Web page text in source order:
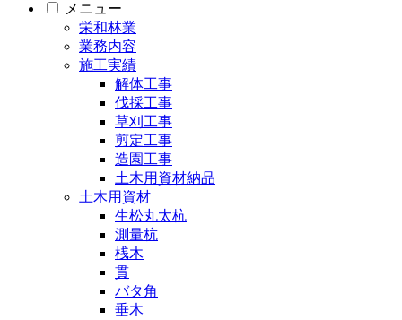
メニュー
栄和林業
業務内容
施工実績
解体工事
伐採工事
草刈工事
剪定工事
造園工事
土木用資材納品
土木用資材
生松丸太杭
測量杭
桟木
貫
バタ角
垂木